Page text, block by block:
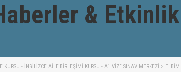
&
- İNGILIZCE AILE BIRLEŞIMI KURSU - A1 VIZE SINAV MERKEZI > ELBIM